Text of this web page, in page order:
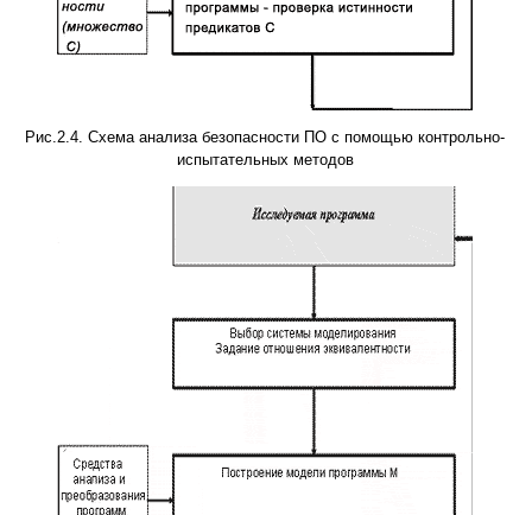
Рис.2.4. Схема анализа безопасности ПО с помощью контрольно-
испытательных методов